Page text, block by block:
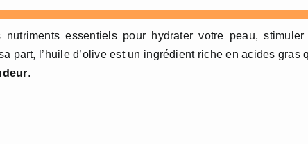
essentiels pour hydrater votre peau, stimuler
part, l’huile d’olive est un ingrédient riche en acides gras
.